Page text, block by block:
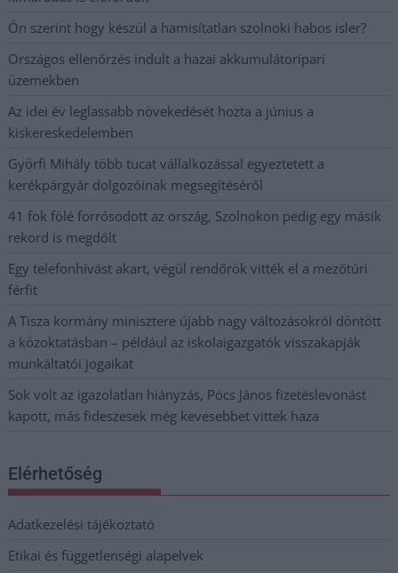
Ön szerint hogy készül a hamisítatlan szolnoki habos isler?
Országos ellenőrzés indult a hazai akkumulátoripari
üzemekben
Az idei év leglassabb növekedését hozta a június a
kiskereskedelemben
Györfi Mihály több tucat vállalkozással egyeztetett a
kerékpárgyár dolgozóinak megsegítéséről
41 fok fölé forrósodott az ország, Szolnokon pedig egy másik
rekord is megdőlt
Egy telefonhívást akart, végül rendőrök vitték el a mezőtúri
férfit
A Tisza kormány minisztere újabb nagy változásokról döntött
a közoktatásban – például az iskolaigazgatók visszakapják
munkáltatói jogaikat
Sok volt az igazolatlan hiányzás, Pócs János fizetéslevonást
kapott, más fideszesek még kevesebbet vittek haza
Elérhetőség
Adatkezelési tájékoztató
Etikai és függetlenségi alapelvek